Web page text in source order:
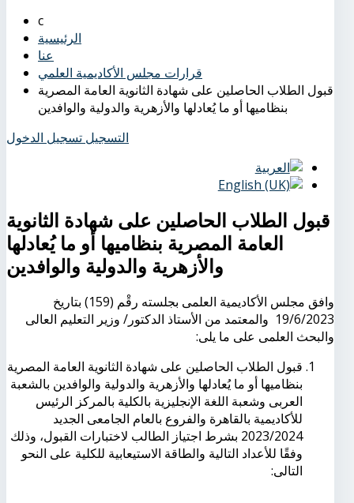
الرئيسية
عنا
قرارات مجلس الأكاديمية العلمي
قبول الطلاب الحاصلين على شهادة الثانوية العامة المصرية
بنظاميها أو ما يُعادلها والأزهرية والدولية والوافدين
التسجيل تسجيل الدخول
قبول الطلاب الحاصلين على شهادة الثانوية
العامة المصرية بنظاميها أو ما يُعادلها
والأزهرية والدولية والوافدين
وافق مجلس الأكاديمية العلمى بجلسته رقْم (159) بتاريخ
19/6/2023 والمعتمد من الأستاذ الدكتور/ وزير التعليم العالى
والبحث العلمى على ما يلى:
قبول الطلاب الحاصلين على شهادة الثانوية العامة المصرية
بنظاميها أو ما يُعادلها والأزهرية والدولية والوافدين بالشعبة
العربى وشعبة اللغة الإنجليزية بالكلية بالمركز الرئيس
للأكاديمية بالقاهرة والفروع بالعام الجامعى الجديد
2023/2024 بشرط اجتياز الطالب لاختبارات القبول، وذلك
وفقًا للأعداد التالية والطاقة الاستيعابية للكلية على النحو
التالى: